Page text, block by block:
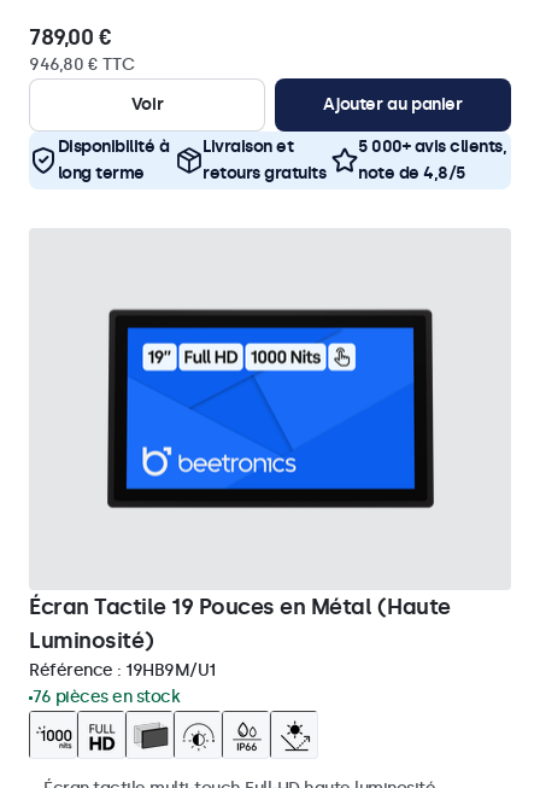
789,00 €
946,80 € TTC
Voir
Ajouter au panier
Disponibilité à
long terme
Livraison et
retours gratuits
5 000+ avis clients,
note de 4,8/5
Écran Tactile 19 Pouces en Métal (Haute
Luminosité)
Référence : 19HB9M/U1
76 pièces en stock